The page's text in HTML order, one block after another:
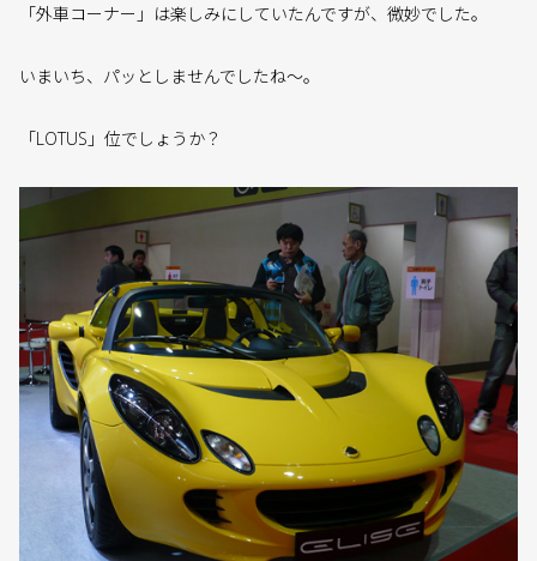
「外車コーナー」は楽しみにしていたんですが、微妙でした。
いまいち、パッとしませんでしたね〜。
「LOTUS」位でしょうか？